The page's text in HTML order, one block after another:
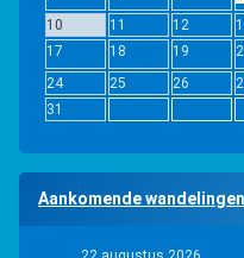
10
11 12
17
18 19
24
25 26
31
Aankomende wandelingen